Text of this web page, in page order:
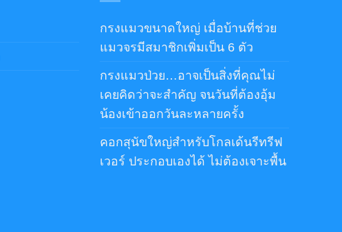
กรงแมวขนาดใหญ่ เมื่อบ้านที่ช่วย
แมวจรมีสมาชิกเพิ่มเป็น 6 ตัว
กรงแมวป่วย…อาจเป็นสิ่งที่คุณไม่
เคยคิดว่าจะสำคัญ จนวันที่ต้องอุ้ม
น้องเข้าออกวันละหลายครั้ง
คอกสุนัขใหญ่สำหรับโกลเด้นรีทรีฟ
เวอร์ ประกอบเองได้ ไม่ต้องเจาะพื้น